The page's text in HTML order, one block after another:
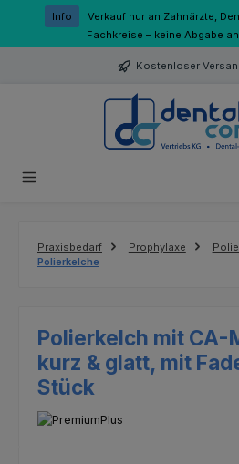
Zum Hauptinhalt springen
Info
Verkauf nur an Zahnärzte,
Fachkreise – keine Abgabe
Kostenloser
Praxisbedarf Prophylaxe
Polierkelche
Polierkelch mit
kurz & glatt, mit
Stück